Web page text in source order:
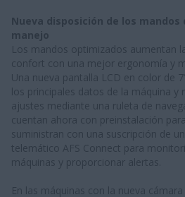
Nueva disposición de los
manejo
Los mandos optimizados aumentan
confort con una mejor ergonomía y
Una nueva pantalla LCD en color de
los principales datos de la máquina y
ajustes mediante una ruleta de
cuentan ahora con preinstalación
suministran con una suscripción de
telemático AFS Connect para
máquinas y proporcionar alertas.
En las máquinas con la nueva